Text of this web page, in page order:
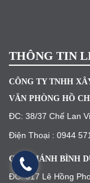
THÔNG TIN
CÔNG TY TNHH
VĂN PHÒNG HỒ
ĐC: 38/37 Chế Lan
Điện Thoại : 0944
CHI NHÁNH BÌNH
ĐC: 317 Lê Hồng